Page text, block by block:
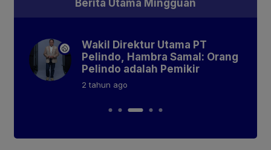
Berita Utama Mingguan
Wakil Direktur Utama PT
Pelindo, Hambra Samal: Orang
Pelindo adalah Pemikir
2 tahun ago